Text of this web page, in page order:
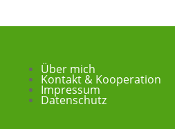
Über mich
Kontakt & Kooperation
Impressum
Datenschutz